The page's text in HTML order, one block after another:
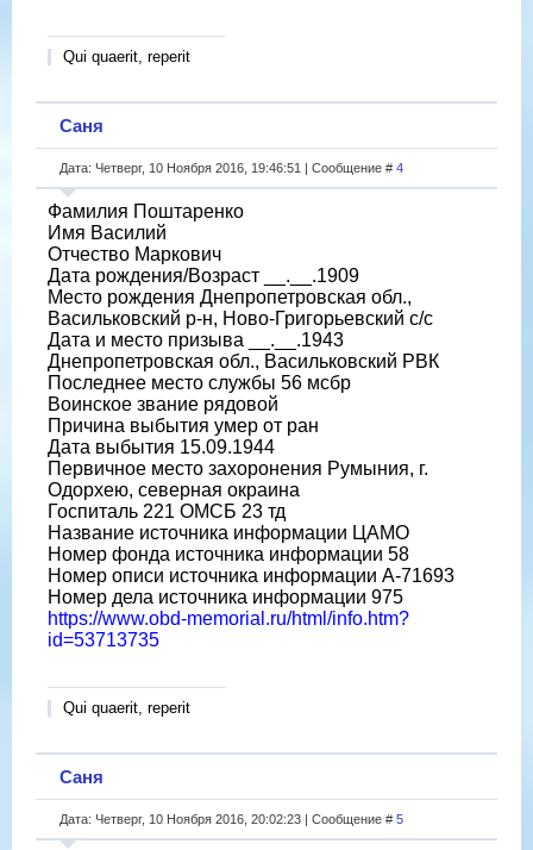
Qui quaerit, reperit
Саня
Дата: Четверг, 10 Ноября 2016, 19:46:51 | Сообщение # 4
Фамилия Поштаренко
Имя Василий
Отчество Маркович
Дата рождения/Возраст __.__.1909
Место рождения Днепропетровская обл.,
Васильковский р-н, Ново-Григорьевский с/с
Дата и место призыва __.__.1943
Днепропетровская обл., Васильковский РВК
Последнее место службы 56 мсбр
Воинское звание рядовой
Причина выбытия умер от ран
Дата выбытия 15.09.1944
Первичное место захоронения Румыния, г.
Одорхею, северная окраина
Госпиталь 221 ОМСБ 23 тд
Название источника информации ЦАМО
Номер фонда источника информации 58
Номер описи источника информации А-71693
Номер дела источника информации 975
https://www.obd-memorial.ru/html/info.htm?
id=53713735
Qui quaerit, reperit
Саня
Дата: Четверг, 10 Ноября 2016, 20:02:23 | Сообщение # 5